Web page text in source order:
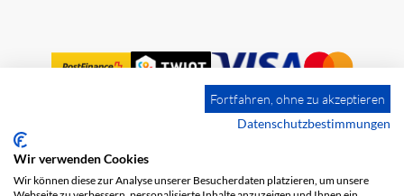
Impressum
Datenschutz
Fortfahren, ohne zu akzeptieren
Datenschutzbestimmungen
Wir verwenden Cookies
Wir können diese zur Analyse unserer Besucherdaten platzieren, um unsere